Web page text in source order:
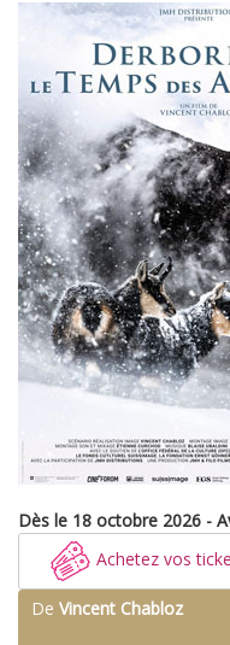
Dès le 18 octobre 2026 -
Achetez vos
De Vincent Chabloz